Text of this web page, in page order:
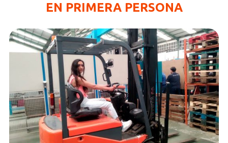
EN PRIMERA PERSONA